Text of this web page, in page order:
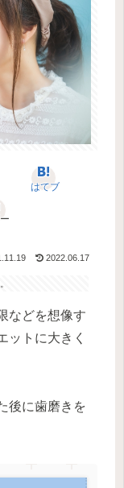
はてブ
2022.06.17
などを想像す
ットに大きく
後に歯磨きを